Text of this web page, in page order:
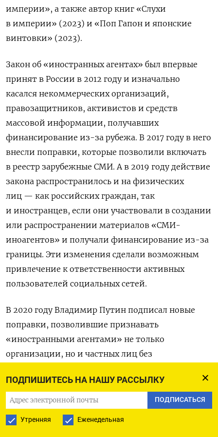
ПОДПИШИТЕСЬ НА НАШУ РАССЫЛКУ
ПОДПИСАТЬСЯ
Утренняя Еженедельная
империи», а также автор книг «Слухи
в империи» (2023) и «Поп Гапон и японские
винтовки» (2023).
Закон об «иностранных агентах» был впервые
принят в России в 2012 году и изначально
касался некоммерческих организаций,
правозащитников, активистов и средств
массовой информации, получавших
финансирование из-за рубежа. В 2017 году в него
внесли поправки, которые позволили включать
в реестр зарубежные СМИ. А в 2019 году действие
закона распространилось и на физических
лиц — как российских граждан, так
и иностранцев, если они участвовали в создании
или распространении материалов «СМИ-
иноагентов» и получали финансирование из-за
границы. Эти изменения сделали возможным
привлечение к ответственности активных
пользователей социальных сетей.
В 2020 году Владимир Путин подписал новые
поправки, позволившие признавать
«иностранными агентами» не только
организации, но и частных лиц без
политической деятельностью и получали
финансовую поддержку из-за рубежа. В 2021
году Путин заявил, что закон направлен
на обеспечение прозрачности финансирования